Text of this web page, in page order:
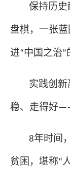
保持历
盘棋，一张
进“中国之治”
实践创
稳、走得好
8年时间
贫困，堪称“